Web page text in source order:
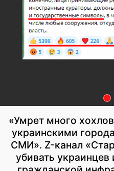
«Умрет много
украинскими
СМИ». Z-канал
убивать